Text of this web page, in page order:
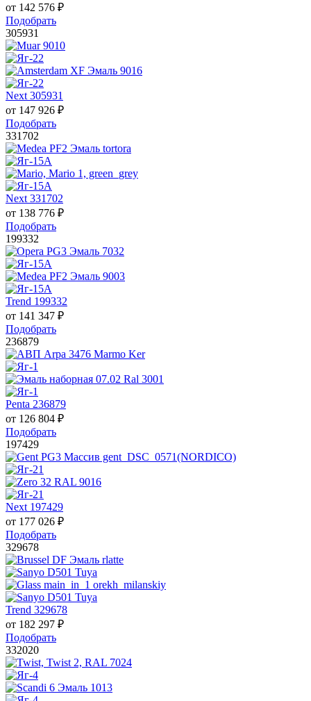
от 142 576 ₽
Подобрать
305931
Next 305931
от 147 926 ₽
Подобрать
331702
Next 331702
от 138 776 ₽
Подобрать
199332
Trend 199332
от 141 347 ₽
Подобрать
236879
Penta 236879
от 126 804 ₽
Подобрать
197429
Next 197429
от 177 026 ₽
Подобрать
329678
Trend 329678
от 182 297 ₽
Подобрать
332020